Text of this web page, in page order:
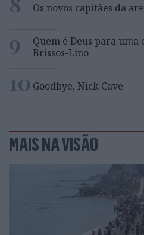
Os novos capitães da
9
Quem é Deus para uma
Brissos-Lino
10 Goodbye, Nick Cave
MAIS NA VISÃO